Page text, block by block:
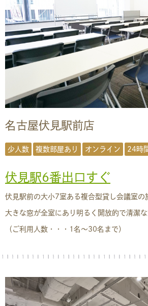
名古屋伏見駅前店
少人数 複数部屋あり オンライン 24時
伏見駅6番出口すぐ
伏見駅前の大小7室ある複合型貸し会議室の
大きな窓が全室にあり明るく開放的で清潔
（ご利用人数・・・1名〜30名まで）